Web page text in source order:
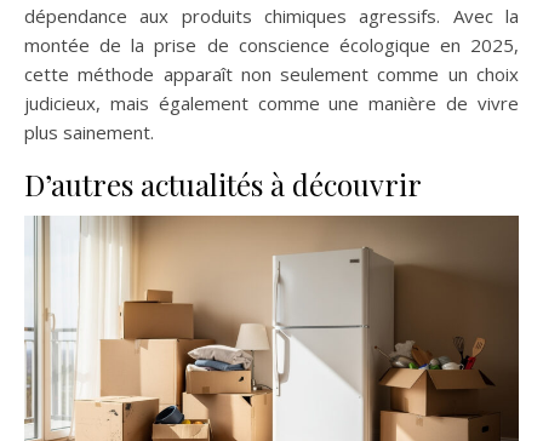
dépendance aux produits chimiques agressifs. Avec la
montée de la prise de conscience écologique en 2025,
cette méthode apparaît non seulement comme un choix
judicieux, mais également comme une manière de vivre
plus sainement.
D’autres actualités à découvrir